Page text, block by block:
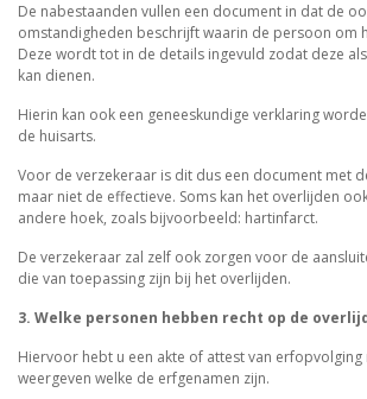
De nabestaanden vullen een document in dat de
omstandigheden beschrijft waarin de persoon om
Deze wordt tot in de details ingevuld zodat deze
kan dienen.
Hierin kan ook een geneeskundige verklaring
de huisarts.
Voor de verzekeraar is dit dus een document met
maar niet de effectieve. Soms kan het overlijden
andere hoek, zoals bijvoorbeeld: hartinfarct.
De verzekeraar zal zelf ook zorgen voor de
die van toepassing zijn bij het overlijden.
3. Welke personen hebben recht op de
Hiervoor hebt u een akte of attest van
weergeven welke de erfgenamen zijn.